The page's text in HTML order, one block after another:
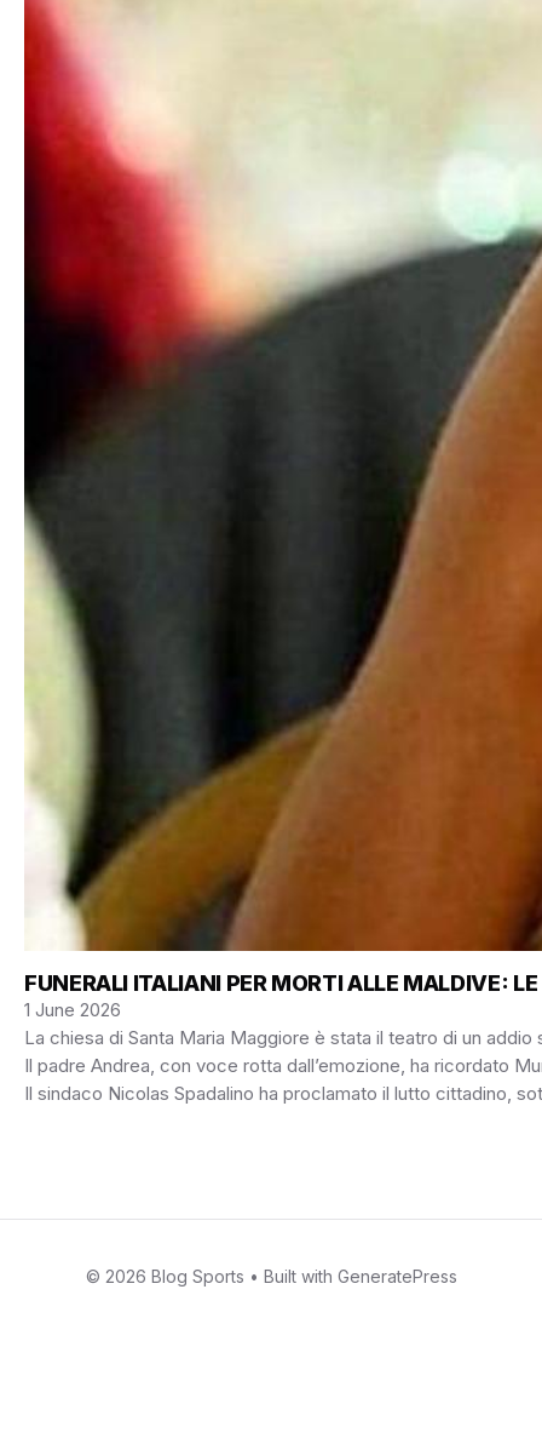
FUNERALI ITALIANI PER MORTI ALLE MALDIVE:
1 June 2026
La chiesa di Santa Maria Maggiore è stata il teatro di un
Il padre Andrea, con voce rotta dall’emozione, ha ricordato
Il sindaco Nicolas Spadalino ha proclamato il lutto cittadino,
© 2026 Blog Sports • Built with GeneratePress